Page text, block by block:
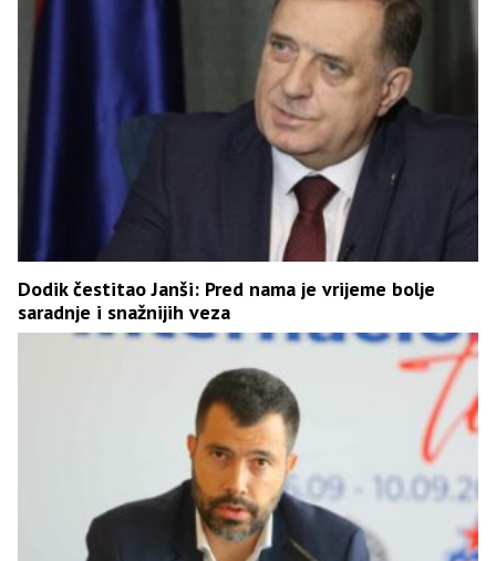
Dodik čestitao Janši: Pred nama je vrijeme bolje
saradnje i snažnijih veza